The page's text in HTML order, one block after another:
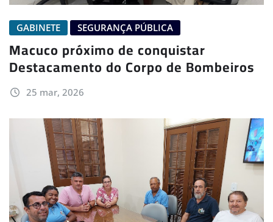
GABINETE SEGURANÇA PÚBLICA
Macuco próximo de conquistar
Destacamento do Corpo de Bombeiros
25 mar, 2026